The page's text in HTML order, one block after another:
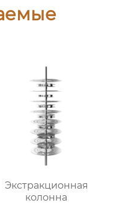
Экстракционная
колонна